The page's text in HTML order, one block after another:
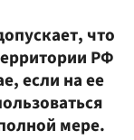
что
РФ
если на ее
мере.